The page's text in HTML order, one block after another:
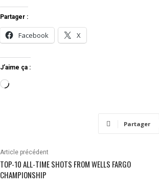
Partager :
Facebook X
J’aime ça :
C
e
m
Partager
Article précédent
TOP-10 ALL-TIME SHOTS FROM WELLS FARGO
CHAMPIONSHIP